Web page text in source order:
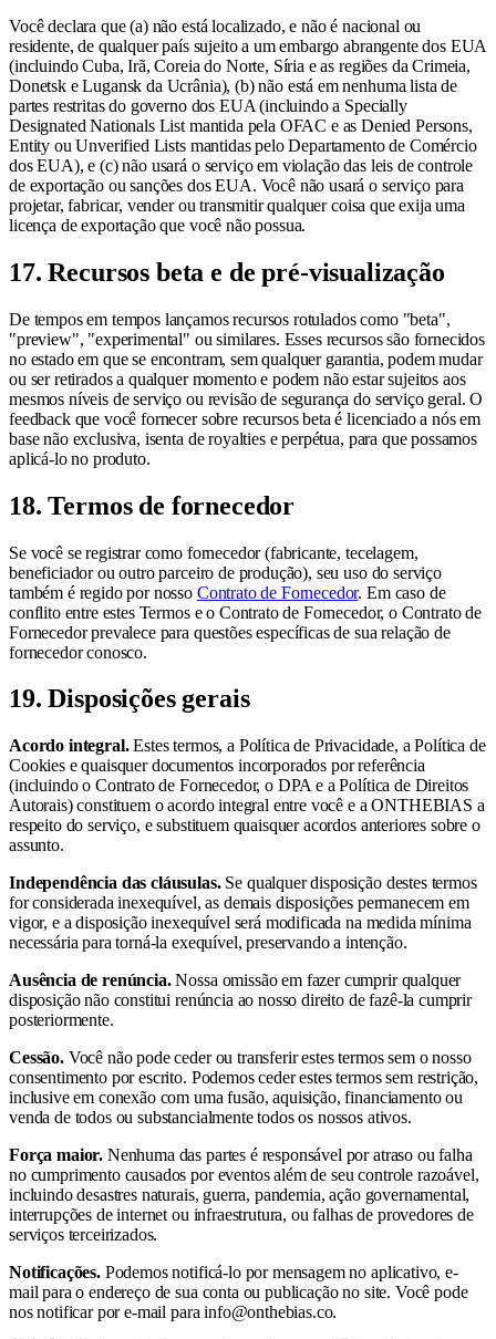
Você declara que (a) não está localizado, e não é nacional ou
residente, de qualquer país sujeito a um embargo abrangente dos EUA
(incluindo Cuba, Irã, Coreia do Norte, Síria e as regiões da Crimeia,
Donetsk e Lugansk da Ucrânia), (b) não está em nenhuma lista de
partes restritas do governo dos EUA (incluindo a Specially
Designated Nationals List mantida pela OFAC e as Denied Persons,
Entity ou Unverified Lists mantidas pelo Departamento de Comércio
dos EUA), e (c) não usará o serviço em violação das leis de controle
de exportação ou sanções dos EUA. Você não usará o serviço para
projetar, fabricar, vender ou transmitir qualquer coisa que exija uma
licença de exportação que você não possua.
17. Recursos beta e de pré-visualização
De tempos em tempos lançamos recursos rotulados como "beta",
"preview", "experimental" ou similares. Esses recursos são fornecidos
no estado em que se encontram, sem qualquer garantia, podem mudar
ou ser retirados a qualquer momento e podem não estar sujeitos aos
mesmos níveis de serviço ou revisão de segurança do serviço geral. O
feedback que você fornecer sobre recursos beta é licenciado a nós em
base não exclusiva, isenta de royalties e perpétua, para que possamos
aplicá-lo no produto.
18. Termos de fornecedor
Se você se registrar como fornecedor (fabricante, tecelagem,
beneficiador ou outro parceiro de produção), seu uso do serviço
também é regido por nosso Contrato de Fornecedor. Em caso de
conflito entre estes Termos e o Contrato de Fornecedor, o Contrato de
Fornecedor prevalece para questões específicas de sua relação de
fornecedor conosco.
19. Disposições gerais
Acordo integral.Estes termos, a Política de Privacidade, a Política de
Cookies e quaisquer documentos incorporados por referência
(incluindo o Contrato de Fornecedor, o DPA e a Política de Direitos
Autorais) constituem o acordo integral entre você e a ONTHEBIAS a
respeito do serviço, e substituem quaisquer acordos anteriores sobre o
assunto.
Independência das cláusulas.Se qualquer disposição destes termos
for considerada inexequível, as demais disposições permanecem em
vigor, e a disposição inexequível será modificada na medida mínima
necessária para torná-la exequível, preservando a intenção.
Ausência de renúncia.Nossa omissão em fazer cumprir qualquer
disposição não constitui renúncia ao nosso direito de fazê-la cumprir
posteriormente.
Cessão.Você não pode ceder ou transferir estes termos sem o nosso
consentimento por escrito. Podemos ceder estes termos sem restrição,
inclusive em conexão com uma fusão, aquisição, financiamento ou
venda de todos ou substancialmente todos os nossos ativos.
Força maior. Nenhuma das partes é responsável por atraso ou falha
no cumprimento causados por eventos além de seu controle razoável,
incluindo desastres naturais, guerra, pandemia, ação governamental,
interrupções de internet ou infraestrutura, ou falhas de provedores de
serviços terceirizados.
Notificações.Podemos notificá-lo por mensagem no aplicativo, e-
mail para o endereço de sua conta ou publicação no site. Você pode
nos notificar por e-mail para info@onthebias.co.